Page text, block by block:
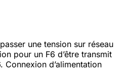
une tension sur réseau
pour un F6 d’être transmit
d’alimentation